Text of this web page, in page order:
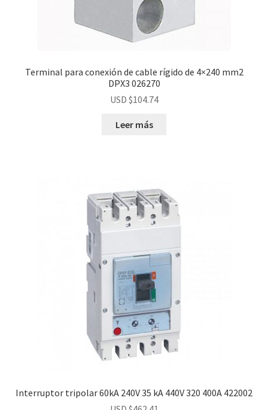
Terminal para conexión de cable rígido de 4×240 mm2
DPX3 026270
USD $104.74
Leer más
Interruptor tripolar 60kA 240V 35 kA 440V 320 400A 422002